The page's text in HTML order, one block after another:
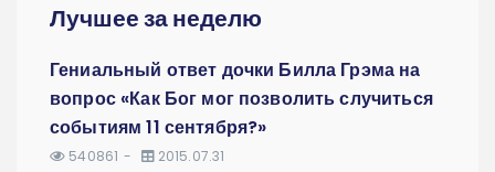
Лучшее за неделю
Гениальный ответ дочки Билла Грэма на
вопрос «Как Бог мог позволить случиться
событиям 11 сентября?»
540861 2015.07.31